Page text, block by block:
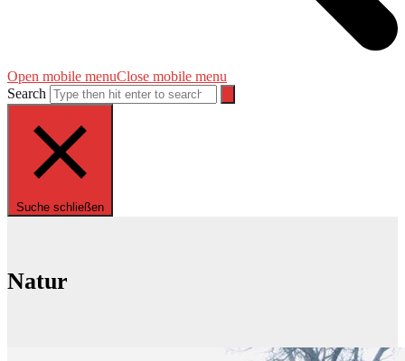
Open mobile menuClose mobile menu
Search
Suche schließen
Natur